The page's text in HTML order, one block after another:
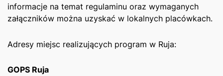
informacje na temat regulaminu oraz wymaganych
załączników można uzyskać‌ w lokalnych placówkach.
Adresy miejsc realizujących program w Ruja:
GOPS⁢ Ruja